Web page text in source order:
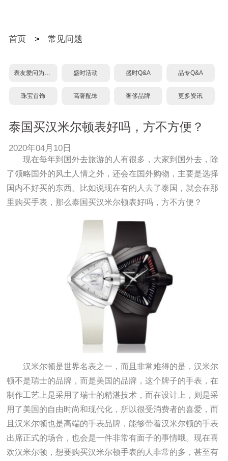
首页 > 常见问题
表友爱问为什么？ 盛时活动 盛时Q&A 品专Q&A
珠宝首饰 高奢配饰 奢侈品牌 更多资讯
泰国买汉米尔顿表好吗，方不方便？
2020年04月10日
现在每年到国外去旅游的人有很多，大家到国外去，除
了领略国外的风土人情之外，还会在国外购物，主要是选择
国内不好买的东西。比如说现在有的人去了泰国，就会在那
里购买手表，那么泰国买汉米尔顿表好吗，方不方便？
汉米尔顿是世界名表之一，而且非常难得的是，汉米尔
顿不是瑞士的品牌，而是美国的品牌，这个牌子的手表，在
制作工艺上是采用了瑞士的精湛技术，而在设计上，则是采
用了美国的自由时尚和现代化，所以很受消费者的喜爱，而
且汉米尔顿也是高端的手表品牌，能够带着汉米尔顿的手表
出席正式的场合，也会是一件非常有面子的事情哦。现在喜
欢汉米尔顿，想要购买汉米尔顿手表的人非常的多，甚至有